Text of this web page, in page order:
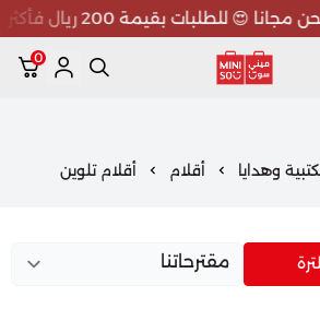
😍 للطلبات بقيمة 200 ريال فأكثر 🛒
ميني سو MINISO
0
وهدايا أقلام أقلام تلوين